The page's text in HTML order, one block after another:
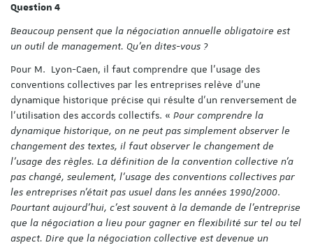
Question 4
Beaucoup pensent que la négociation annuelle obligatoire est
un outil de management. Qu’en dites-vous ?
Pour M. Lyon-Caen, il faut comprendre que l’usage des
conventions collectives par les entreprises relève d’une
dynamique historique précise qui résulte d’un renversement de
l’utilisation des accords collectifs. « Pour comprendre la
dynamique historique, on ne peut pas simplement observer le
changement des textes, il faut observer le changement de
l’usage des règles. La définition de la convention collective n’a
pas changé, seulement, l’usage des conventions collectives par
les entreprises n’était pas usuel dans les années 1990/2000.
Pourtant aujourd’hui, c’est souvent à la demande de l’entreprise
que la négociation a lieu pour gagner en flexibilité sur tel ou tel
aspect. Dire que la négociation collective est devenue un